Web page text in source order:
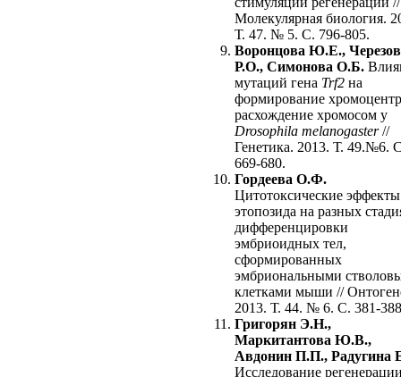
Молекулярная биология.
Т. 47. № 5. С. 796-805.
Воронцова Ю.Е., Черезов
Р.О., Симонова О.Б.
мутаций гена Trf2 на
формирование
расхождение хромосом у
Drosophila melanogaster//
Генетика. 2013. Т. 49.№6.
669-680.
Гордеева О.Ф.
Цитотоксические эффекты
этопозида на разных
дифференцировки
эмбриоидных тел,
сформированных
эмбриональными
клетками мыши //
2013. Т. 44. № 6. С. 381-
Григорян Э.Н.,
Маркитантова Ю.В.,
Авдонин П.П., Радугина
Исследование